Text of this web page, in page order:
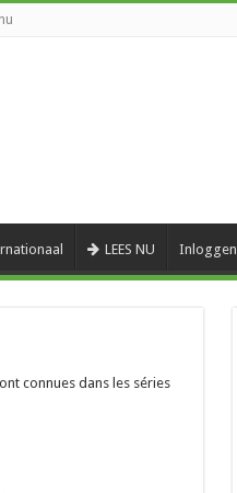
LEES NU Inloggen
connues dans les séries